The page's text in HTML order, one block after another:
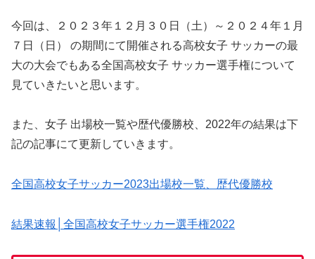
今回は、２０２３年１２月３０日（土）～２０２４年１月
７日（日） の期間にて開催される高校女子 サッカーの最
大の大会でもある全国高校女子 サッカー選手権について
見ていきたいと思います。
また、女子 出場校一覧や歴代優勝校、2022年の結果は下
記の記事にて更新していきます。
全国高校女子サッカー2023出場校一覧、歴代優勝校
結果速報│全国高校女子サッカー選手権2022